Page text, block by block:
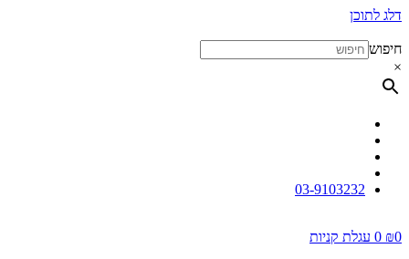
דלג לתוכן
חיפוש
×
03-9103232
₪0
0 עגלת קניות